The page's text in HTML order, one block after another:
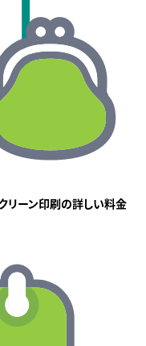
リーン印刷の詳しい料金